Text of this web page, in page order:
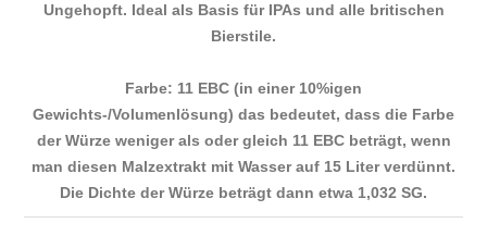
Ungehopft. Ideal als Basis für IPAs und alle britischen
Bierstile.
Farbe: 11 EBC (in einer 10%igen
Gewichts-/Volumenlösung) das bedeutet, dass die Farbe
der Würze weniger als oder gleich 11 EBC beträgt, wenn
man diesen Malzextrakt mit Wasser auf 15 Liter verdünnt.
Die Dichte der Würze beträgt dann etwa 1,032 SG.